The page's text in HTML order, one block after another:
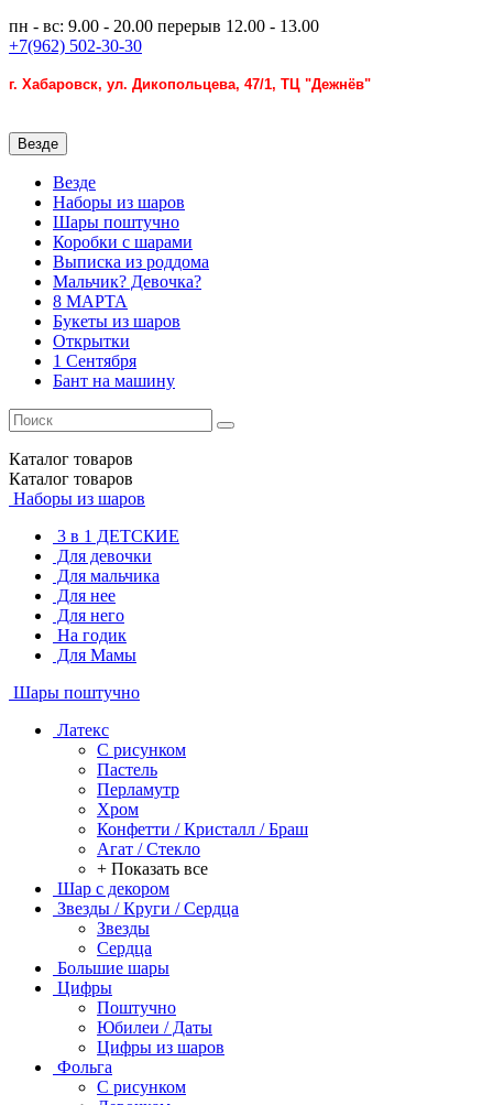
пн - вс: 9.00 - 20.00 перерыв 12.00 - 13.00
+7(962) 502-30-30
г. Хабаровск, ул. Дикопольцева, 47/1, ТЦ "Дежнёв"
Везде
Везде
Наборы из шаров
Шары поштучно
Коробки с шарами
Выписка из роддома
Мальчик? Девочка?
8 МАРТА
Букеты из шаров
Открытки
1 Сентября
Бант на машину
Каталог товаров
Каталог товаров
Наборы из шаров
3 в 1 ДЕТСКИЕ
Для девочки
Для мальчика
Для нее
Для него
На годик
Для Мамы
Шары поштучно
Латекс
С рисунком
Пастель
Перламутр
Хром
Конфетти / Кристалл / Браш
Агат / Стекло
+ Показать все
Шар с декором
Звезды / Круги / Сердца
Звезды
Сердца
Большие шары
Цифры
Поштучно
Юбилеи / Даты
Цифры из шаров
Фольга
C рисунком